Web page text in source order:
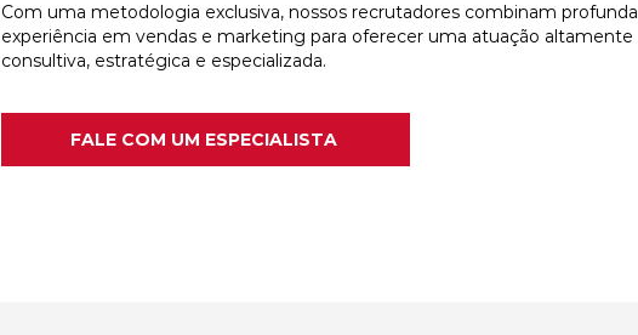
Com uma metodologia exclusiva, nossos recrutadores combinam profunda
experiência em vendas e marketing para oferecer uma atuação altamente
consultiva, estratégica e especializada.
FALE COM UM ESPECIALISTA